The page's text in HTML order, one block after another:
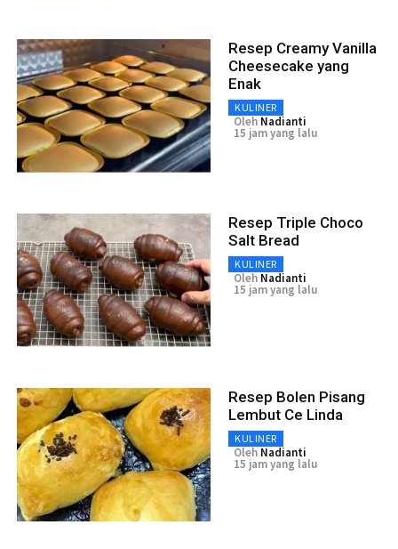
Resep Creamy Vanilla
Cheesecake yang
Enak
KULINER
Oleh Nadianti
15 jam yang lalu
Resep Triple Choco
Salt Bread
KULINER
Oleh Nadianti
15 jam yang lalu
Resep Bolen Pisang
Lembut Ce Linda
KULINER
Oleh Nadianti
15 jam yang lalu